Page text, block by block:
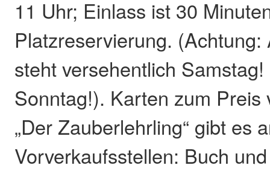
11 Uhr; Einlass ist 30
Platzreservierung.
steht versehentlich
Sonntag!). Karten zum Preis
„Der Zauberlehrling“ gibt es
Vorverkaufsstellen: Buch